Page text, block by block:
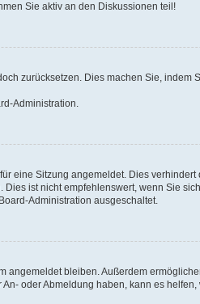
Sie aktiv an den Diskussionen teil!
zurücksetzen. Dies machen Sie, indem
Administration.
eine Sitzung angemeldet. Dies
ist nicht empfehlenswert, wenn Sie
Administration ausgeschaltet.
angemeldet bleiben. Außerdem
oder Abmeldung haben, kann es